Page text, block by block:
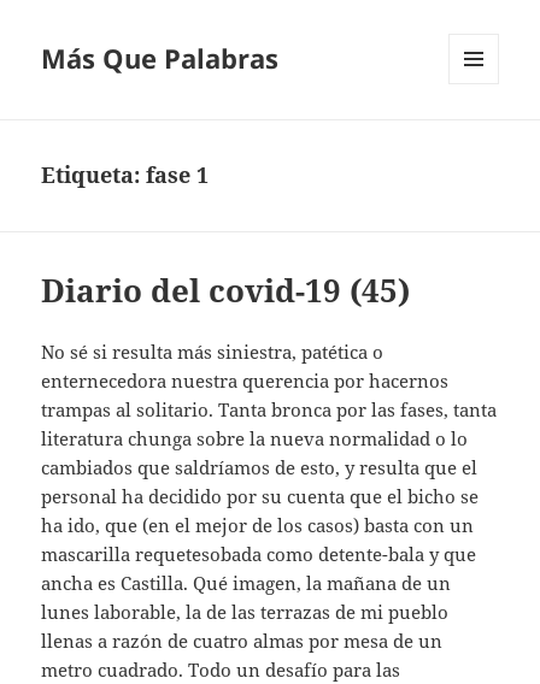
Más Que Palabras
Etiqueta:fase 1
Diario del covid-19 (45)
No sé si resulta más siniestra, patética o
enternecedora nuestra querencia por hacernos
trampas al solitario. Tanta bronca por las fases, tanta
literatura chunga sobre la nueva normalidad o lo
cambiados que saldríamos de esto, y resulta que el
personal ha decidido por su cuenta que el bicho se
ha ido, que (en el mejor de los casos) basta con un
mascarilla requetesobada como detente-bala y que
ancha es Castilla. Qué imagen, la mañana de un
lunes laborable, la de las terrazas de mi pueblo
llenas a razón de cuatro almas por mesa de un
metro cuadrado. Todo un desafío para las